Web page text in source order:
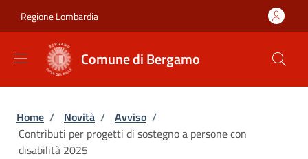
Regione Lombardia
Comune di Bergamo
Briciole di pane
Home / Novità / Avviso /
Contributi per progetti di sostegno a persone con
disabilità 2025